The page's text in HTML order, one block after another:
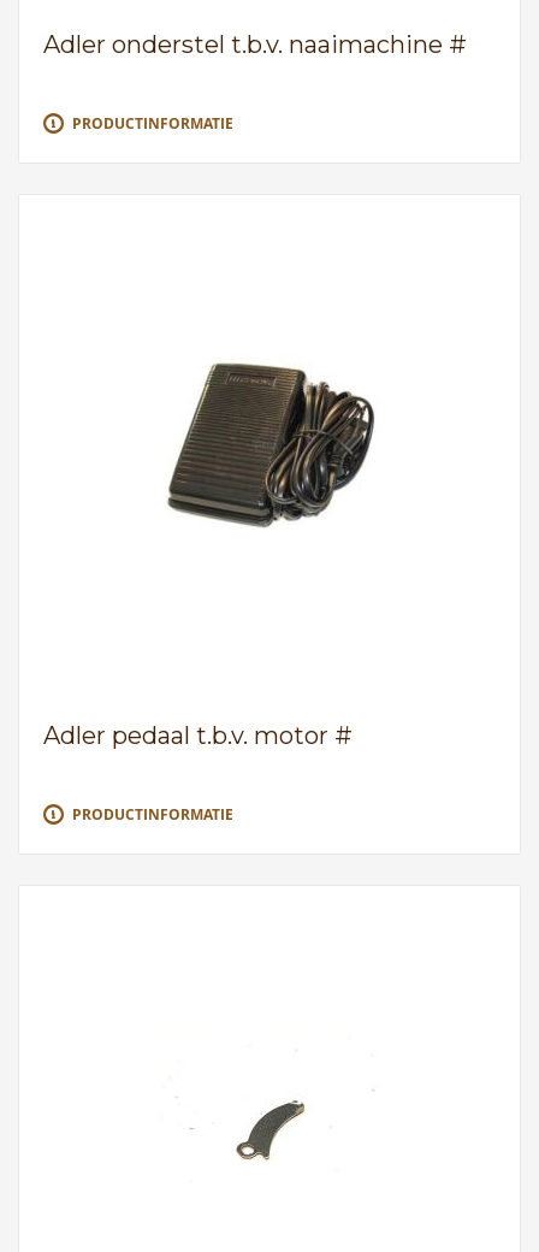
Adler onderstel t.b.v. naaimachine #
PRODUCTINFORMATIE
Adler pedaal t.b.v. motor #
PRODUCTINFORMATIE